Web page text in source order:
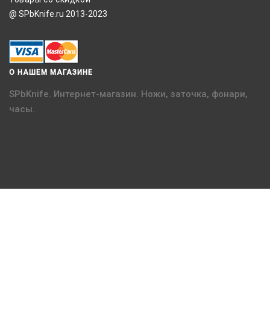
@ SPbKnife.ru 2013-2023
О НАШЕМ МАГАЗИНЕ
SPbKnife. Интернет-магазин. Ножи, заточка, фонари,
часы.